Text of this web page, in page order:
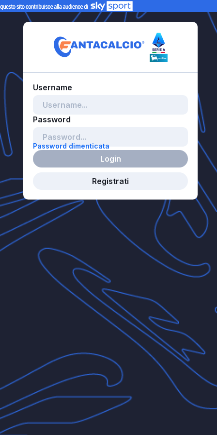
Password dimenticata
Login
Registrati